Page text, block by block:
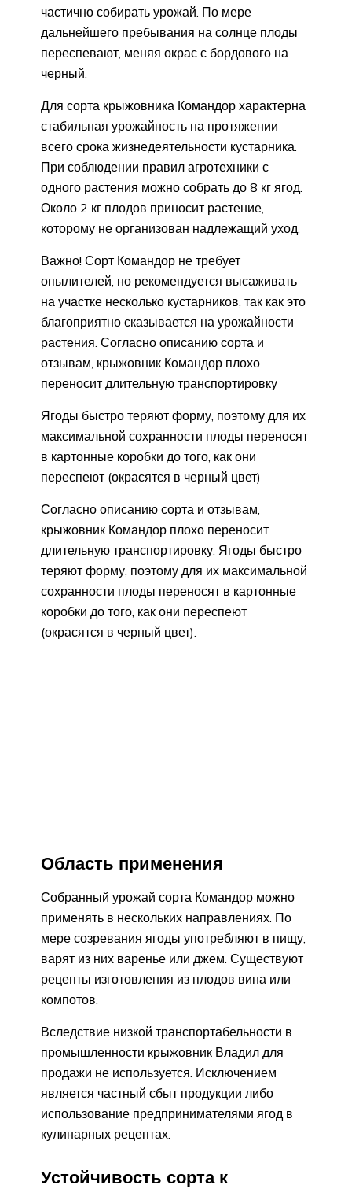
частично собирать урожай. По мере
дальнейшего пребывания на солнце плоды
переспевают, меняя окрас с бордового на
черный.
Для сорта крыжовника Командор характерна
стабильная урожайность на протяжении
всего срока жизнедеятельности кустарника.
При соблюдении правил агротехники с
одного растения можно собрать до 8 кг ягод.
Около 2 кг плодов приносит растение,
которому не организован надлежащий уход.
Важно! Сорт Командор не требует
опылителей, но рекомендуется высаживать
на участке несколько кустарников, так как это
благоприятно сказывается на урожайности
растения. Согласно описанию сорта и
отзывам, крыжовник Командор плохо
переносит длительную транспортировку
Ягоды быстро теряют форму, поэтому для их
максимальной сохранности плоды переносят
в картонные коробки до того, как они
переспеют (окрасятся в черный цвет)
Согласно описанию сорта и отзывам,
крыжовник Командор плохо переносит
длительную транспортировку. Ягоды быстро
теряют форму, поэтому для их максимальной
сохранности плоды переносят в картонные
коробки до того, как они переспеют
(окрасятся в черный цвет).
Область применения
Собранный урожай сорта Командор можно
применять в нескольких направлениях. По
мере созревания ягоды употребляют в пищу,
варят из них варенье или джем. Существуют
рецепты изготовления из плодов вина или
компотов.
Вследствие низкой транспортабельности в
промышленности крыжовник Владил для
продажи не используется. Исключением
является частный сбыт продукции либо
использование предпринимателями ягод в
кулинарных рецептах.
Устойчивость сорта к